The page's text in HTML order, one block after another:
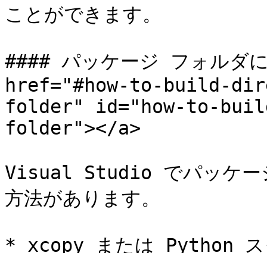
ことができます。
#### パッケージ フォルダ
href="#how-to-build-
folder" id="how-to-
folder"></a>
Visual Studio でパッケー
方法があります。
* xcopy または Python ス